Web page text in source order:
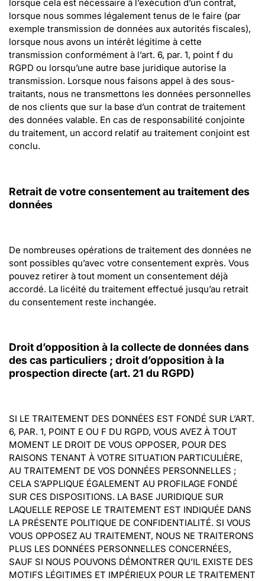
lorsque cela est nécessaire à l’exécution d’un contrat,
lorsque nous sommes légalement tenus de le faire (par
exemple transmission de données aux autorités fiscales),
lorsque nous avons un intérêt légitime à cette
transmission conformément à l’art. 6, par. 1, point f du
RGPD ou lorsqu’une autre base juridique autorise la
transmission. Lorsque nous faisons appel à des sous-
traitants, nous ne transmettons les données personnelles
de nos clients que sur la base d’un contrat de traitement
des données valable. En cas de responsabilité conjointe
du traitement, un accord relatif au traitement conjoint est
conclu.
Retrait de votre consentement au traitement des
données
De nombreuses opérations de traitement des données ne
sont possibles qu’avec votre consentement exprès. Vous
pouvez retirer à tout moment un consentement déjà
accordé. La licéité du traitement effectué jusqu’au retrait
du consentement reste inchangée.
Droit d’opposition à la collecte de données dans
des cas particuliers ; droit d’opposition à la
prospection directe (art. 21 du RGPD)
SI LE TRAITEMENT DES DONNÉES EST FONDÉ SUR L’ART.
6, PAR. 1, POINT E OU F DU RGPD, VOUS AVEZ À TOUT
MOMENT LE DROIT DE VOUS OPPOSER, POUR DES
RAISONS TENANT À VOTRE SITUATION PARTICULIÈRE,
AU TRAITEMENT DE VOS DONNÉES PERSONNELLES ;
CELA S’APPLIQUE ÉGALEMENT AU PROFILAGE FONDÉ
SUR CES DISPOSITIONS. LA BASE JURIDIQUE SUR
LAQUELLE REPOSE LE TRAITEMENT EST INDIQUÉE DANS
LA PRÉSENTE POLITIQUE DE CONFIDENTIALITÉ. SI VOUS
VOUS OPPOSEZ AU TRAITEMENT, NOUS NE TRAITERONS
PLUS LES DONNÉES PERSONNELLES CONCERNÉES,
SAUF SI NOUS POUVONS DÉMONTRER QU’IL EXISTE DES
MOTIFS LÉGITIMES ET IMPÉRIEUX POUR LE TRAITEMENT